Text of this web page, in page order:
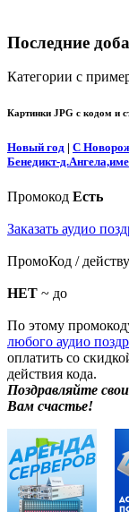
Последние
Категории с
Картинки JPG с кодом и
Новый год | С
Бенедикт-
Промокод Есть
Заказать аудио
ПромоКод /
НЕТ ~ до
По этому
любого аудио
оплатить со
действия кода.
Поздравляйте
Вам счастье!